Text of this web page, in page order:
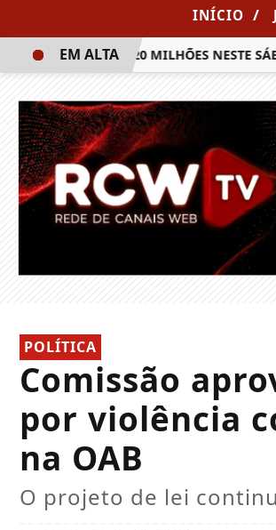
INÍCIO /
PRÊMIO DE R$ 20 MILHÕES NESTE
EM ALTA
POLÍTICA
Comissão
por violência
na OAB
O projeto de lei